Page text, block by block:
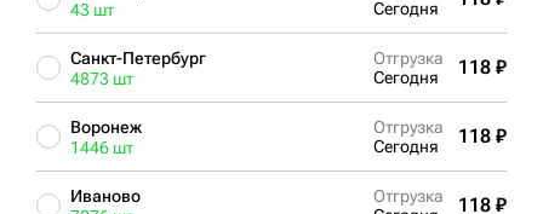
43 шт
Сегодня
Санкт-Петербург
4873 шт
Отгрузка
Сегодня
118 ₽
Воронеж
1446 шт
Отгрузка
Сегодня
118 ₽
Иваново
Отгрузка
118 ₽